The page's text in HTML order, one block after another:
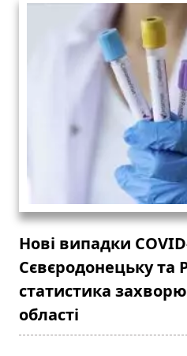
Нові випадки
Сєвєродонецьку та
статистика
області